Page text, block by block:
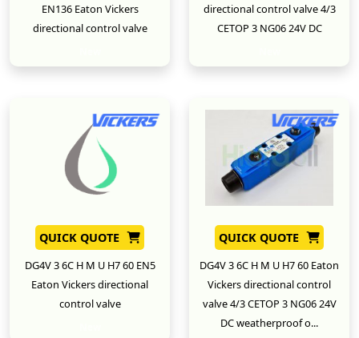
EN136 Eaton Vickers
directional control valve
directional control valve 4/3
CETOP 3 NG06 24V DC
QUICK QUOTE
DG4V 3 6C H M U H7 60 EN5
Eaton Vickers directional
control valve
QUICK QUOTE
DG4V 3 6C H M U H7 60 Eaton
Vickers directional control
valve 4/3 CETOP 3 NG06 24V
DC weatherproof o...